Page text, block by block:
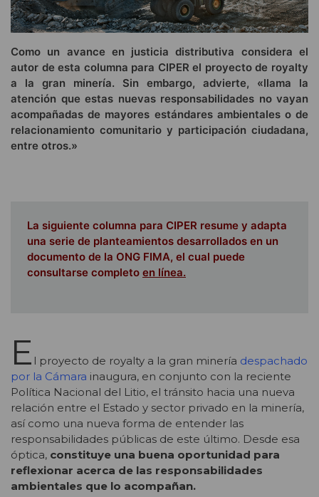
Como un avance en justicia distributiva considera el
autor de esta columna para CIPER el proyecto de royalty
a la gran minería. Sin embargo, advierte, «llama la
atención que estas nuevas responsabilidades no vayan
acompañadas de mayores estándares ambientales o de
relacionamiento comunitario y participación ciudadana,
entre otros.»
La siguiente columna para CIPER resume y adapta
una serie de planteamientos desarrollados en un
documento de la ONG FIMA, el cual puede
consultarse completo en línea.
E l proyecto de royalty a la gran minería despachado
por la Cámara inaugura, en conjunto con la reciente
Política Nacional del Litio, el tránsito hacia una nueva
relación entre el Estado y sector privado en la minería,
así como una nueva forma de entender las
responsabilidades públicas de este último. Desde esa
óptica, constituye una buena oportunidad para
reflexionar acerca de las responsabilidades
ambientales que lo acompañan.